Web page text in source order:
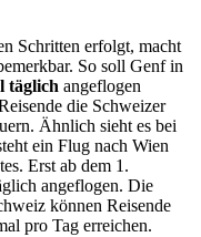
Schritten erfolgt, macht
So soll Genf in
täglich angeflogen
die Schweizer
Ähnlich sieht es bei
ein Flug nach Wien
Erst ab dem 1.
angeflogen. Die
können Reisende
pro Tag erreichen.